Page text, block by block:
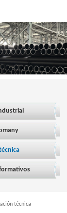
técnica